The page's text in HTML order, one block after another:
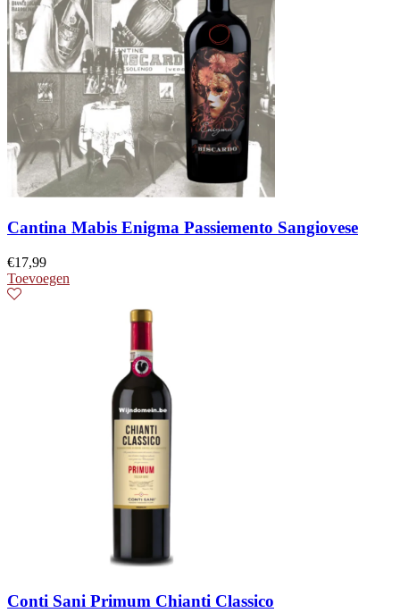
Cantina Mabis Enigma Passiemento Sangiovese
€17,99
Toevoegen
Conti Sani Primum Chianti Classico